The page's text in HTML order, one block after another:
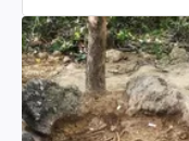
"ЮКОСа"